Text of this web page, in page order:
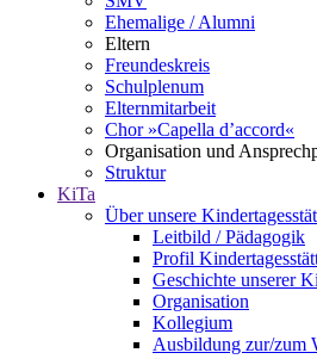
Ehemalige / Alumni
Eltern
Freundeskreis
Schulplenum
Elternmitarbeit
Chor »Capella d’accord«
Organisation und
Struktur
KiTa
Über unsere
Leitbild / Pädagogik
Profil
Geschichte unserer
Organisation
Kollegium
Ausbildung zur/zum